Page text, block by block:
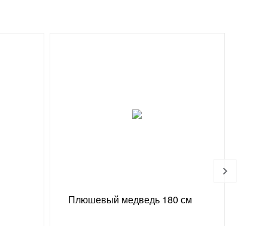
Плюшевый медведь 180 см